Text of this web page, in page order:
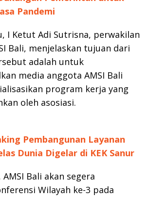
Pandemi
I Ketut Adi Sutrisna, perwakilan
Bali, menjelaskan tujuan dari
adalah untuk
media anggota AMSI Bali
program kerja yang
oleh asosiasi.
Pembangunan Layanan
Dunia Digelar di KEK Sanur
Bali akan segera
Wilayah ke-3 pada